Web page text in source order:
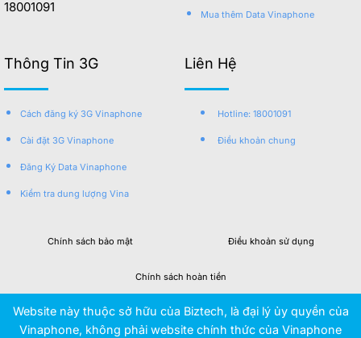
18001091
Mua thêm Data Vinaphone
Thông Tin 3G
Cách đăng ký 3G Vinaphone
Cài đặt 3G Vinaphone
Đăng Ký Data Vinaphone
Kiểm tra dung lượng Vina
Liên Hệ
Hotline: 18001091
Điều khoản chung
Chính sách bảo mật Điều khoản sử dụng
Chính sách hoàn tiền
Website này thuộc sở hữu của Biztech, là đại lý ủy quyền của
Vinaphone, không phải website chính thức của Vinaphone